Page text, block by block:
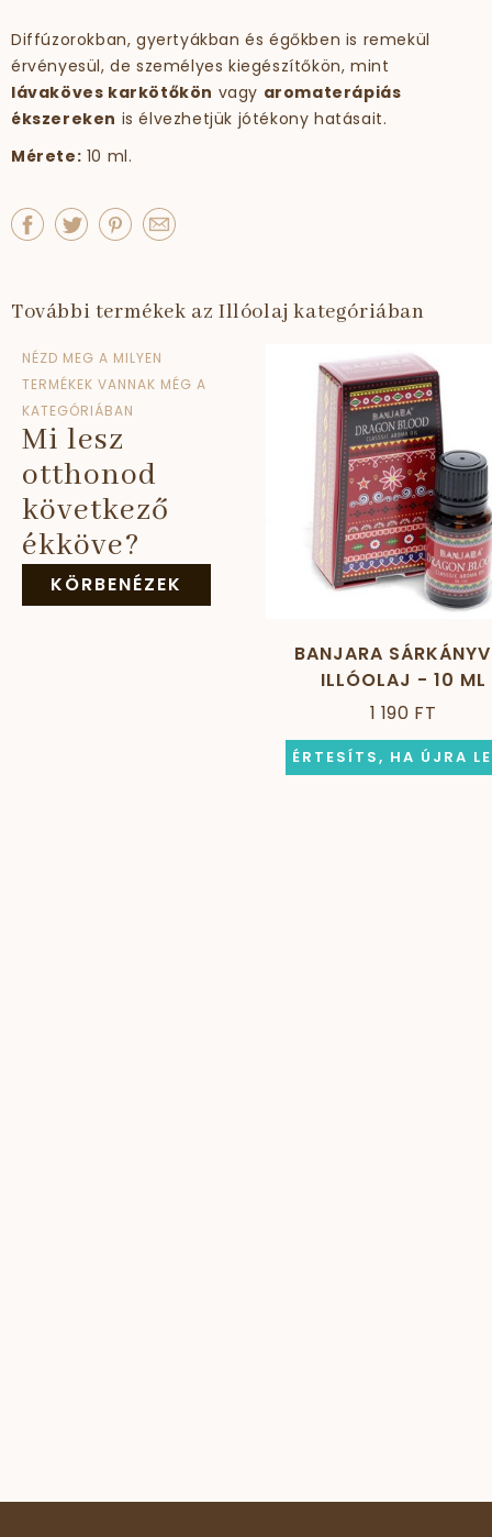
Diffúzorokban, gyertyákban és égőkben is remekül
érvényesül, de személyes kiegészítőkön, mint
lávaköves karkötőkön vagy aromaterápiás
ékszereken is élvezhetjük jótékony hatásait.
Mérete: 10 ml.
További termékek az Illóolaj kategóriában
NÉZD MEG A MILYEN
TERMÉKEK VANNAK MÉG A
KATEGÓRIÁBAN
Mi lesz
otthonod
következő
ékköve?
KÖRBENÉZEK
BANJARA
ILLÓOLAJ - 10 ML
1 190 FT
ÉRTESÍTS, HA ÚJRA